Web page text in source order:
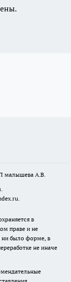
малышева А.В.
в
праве и не
ни было форме, в
не иначе